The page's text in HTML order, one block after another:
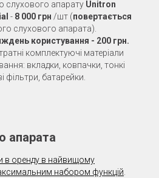
слухового апарату Unitron
- 8 000 грн /шт (повертається
слухового апарата).
користування - 200 грн.
комплектуючі матеріали
вкладки, ковпачки, тонкі
фільтри, батарейки.
апарата
в оренду в найвищому
набором функцій